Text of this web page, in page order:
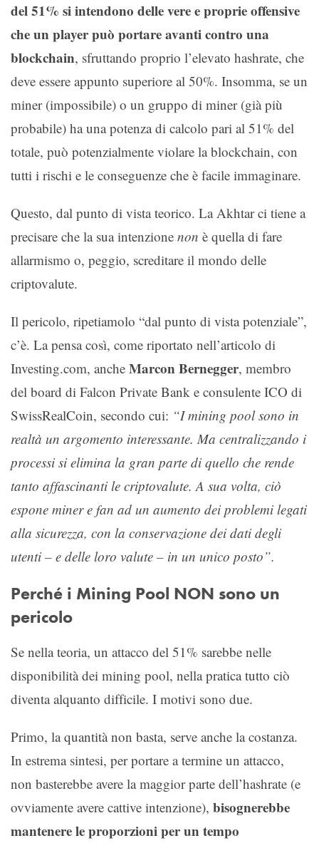
del 51% si intendono delle vere e proprie offensive
che un player può portare avanti contro una
blockchain, sfruttando proprio l’elevato hashrate, che
deve essere appunto superiore al 50%. Insomma, se un
miner (impossibile) o un gruppo di miner (già più
probabile) ha una potenza di calcolo pari al 51% del
totale, può potenzialmente violare la blockchain, con
tutti i rischi e le conseguenze che è facile immaginare.
Questo, dal punto di vista teorico. La Akhtar ci tiene a
precisare che la sua intenzione non è quella di fare
allarmismo o, peggio, screditare il mondo delle
criptovalute.
Il pericolo, ripetiamolo “dal punto di vista potenziale”,
c’è. La pensa così, come riportato nell’articolo di
Investing.com, anche Marcon Bernegger, membro
del board di Falcon Private Bank e consulente ICO di
SwissRealCoin, secondo cui: “I mining pool sono in
realtà un argomento interessante. Ma centralizzando i
processi si elimina la gran parte di quello che rende
tanto affascinanti le criptovalute. A sua volta, ciò
espone miner e fan ad un aumento dei problemi legati
alla sicurezza, con la conservazione dei dati degli
utenti – e delle loro valute – in un unico posto”.
Perché i Mining Pool NON sono un
pericolo
Se nella teoria, un attacco del 51% sarebbe nelle
disponibilità dei mining pool, nella pratica tutto ciò
diventa alquanto difficile. I motivi sono due.
Primo, la quantità non basta, serve anche la costanza.
In estrema sintesi, per portare a termine un attacco,
non basterebbe avere la maggior parte dell’hashrate (e
ovviamente avere cattive intenzione), bisognerebbe
mantenere le proporzioni per un tempo